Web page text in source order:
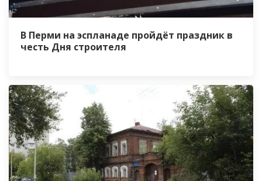
В Перми на эспланаде пройдёт праздник в
честь Дня строителя